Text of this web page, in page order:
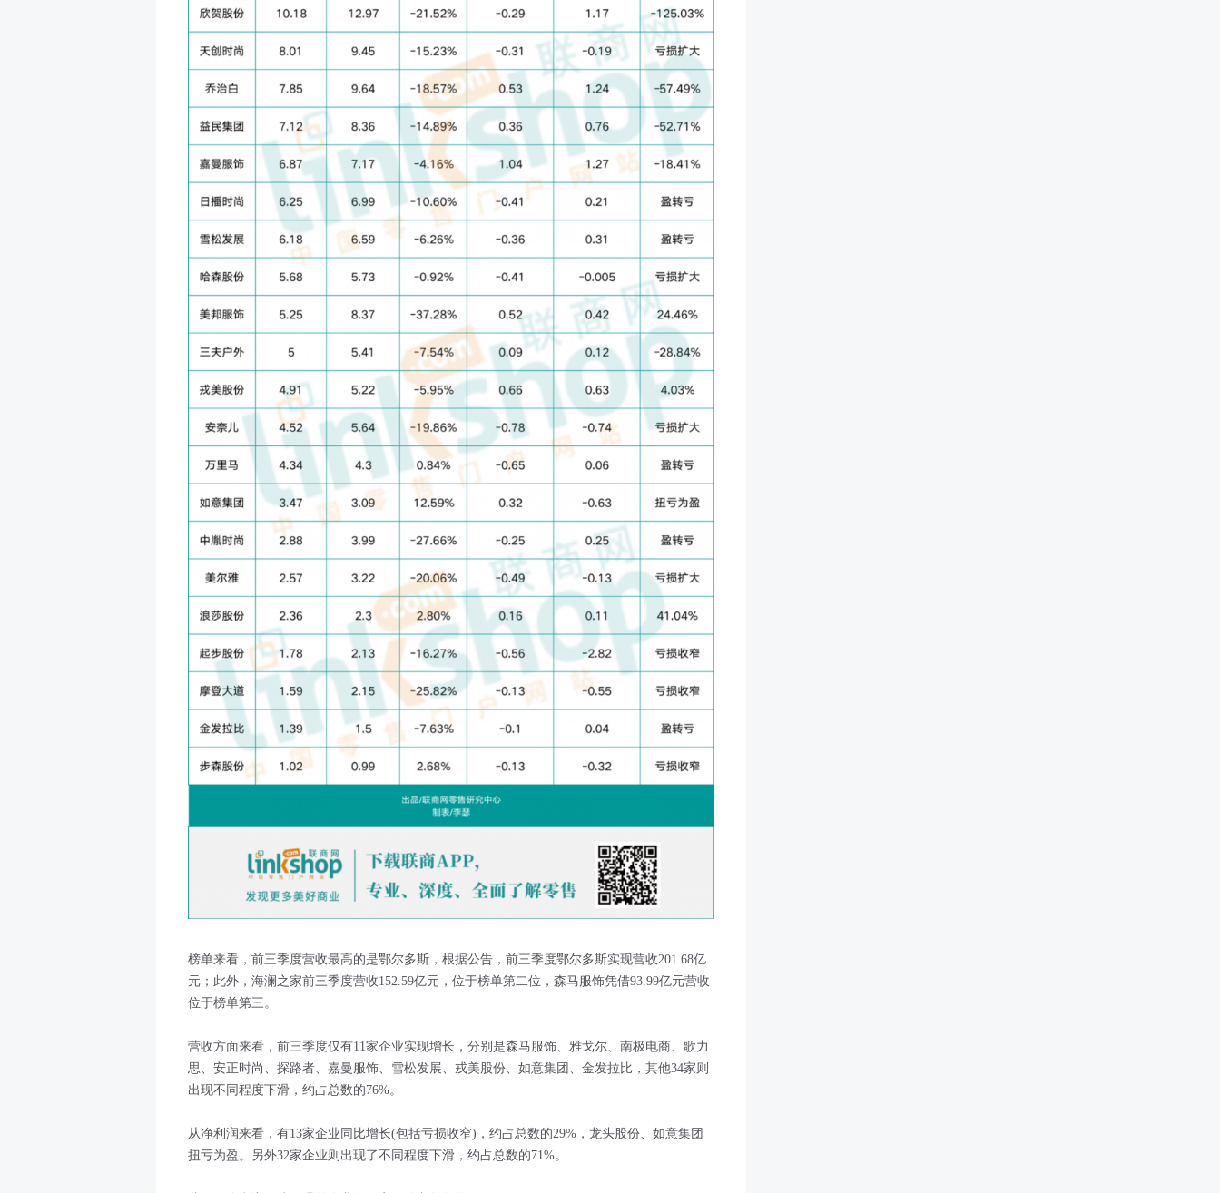
榜单来看，前三季度营收最高的是鄂尔多斯，根据公告，前三季度鄂尔多斯实现营收201.68亿
元；此外，海澜之家前三季度营收152.59亿元，位于榜单第二位，森马服饰凭借93.99亿元营收
位于榜单第三。
营收方面来看，前三季度仅有11家企业实现增长，分别是森马服饰、雅戈尔、南极电商、歌力
思、安正时尚、探路者、嘉曼服饰、雪松发展、戎美股份、如意集团、金发拉比，其他34家则
出现不同程度下滑，约占总数的76%。
从净利润来看，有13家企业同比增长(包括亏损收窄)，约占总数的29%，龙头股份、如意集团
扭亏为盈。另外32家企业则出现了不同程度下滑，约占总数的71%。